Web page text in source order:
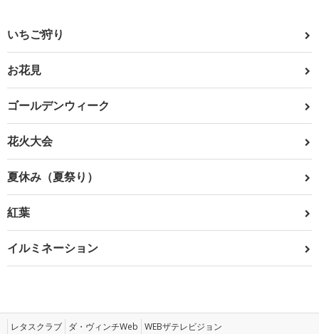
いちご狩り
お花見
ゴールデンウィーク
花火大会
夏休み（夏祭り）
紅葉
イルミネーション
レタスクラブ ダ・ヴィンチWeb WEBザテレビジョン